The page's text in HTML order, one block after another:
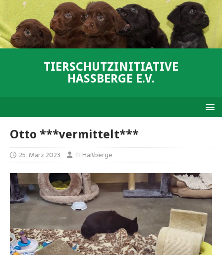
TIERSCHUTZINITIATIVE
HASSBERGE E.V.
Otto ***vermittelt***
25. März 2023 TI Haßberge